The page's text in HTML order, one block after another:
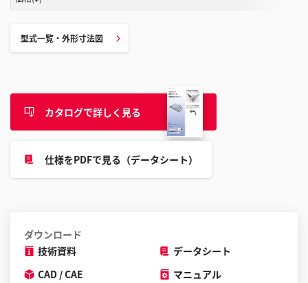
型式一覧・外形寸法図
カタログで詳しく見る
仕様をPDFで見る（データシート）
ダウンロード
技術資料
データシート
CAD / CAE
マニュアル